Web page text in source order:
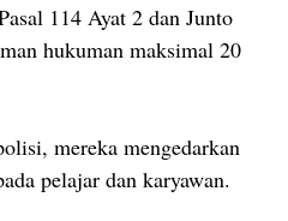
114 Ayat 2 dan Junto
hukuman maksimal 20
mereka mengedarkan
pelajar dan karyawan.